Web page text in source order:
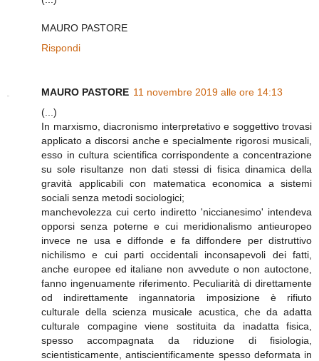
MAURO PASTORE
Rispondi
MAURO PASTORE 11 novembre 2019 alle ore 14:13
(...)
In marxismo, diacronismo interpretativo e soggettivo trovasi
applicato a discorsi anche e specialmente rigorosi musicali,
esso in cultura scientifica corrispondente a concentrazione
su sole risultanze non dati stessi di fisica dinamica della
gravità applicabili con matematica economica a sistemi
sociali senza metodi sociologici;
manchevolezza cui certo indiretto 'niccianesimo' intendeva
opporsi senza poterne e cui meridionalismo antieuropeo
invece ne usa e diffonde e fa diffondere per distruttivo
nichilismo e cui parti occidentali inconsapevoli dei fatti,
anche europee ed italiane non avvedute o non autoctone,
fanno ingenuamente riferimento. Peculiarità di direttamente
od indirettamente ingannatoria imposizione è rifiuto
culturale della scienza musicale acustica, che da adatta
culturale compagine viene sostituita da inadatta fisica,
spesso accompagnata da riduzione di fisiologia,
scientisticamente, antiscientificamente spesso deformata in